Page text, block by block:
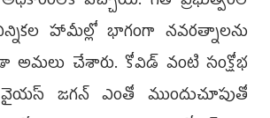
హామీల్లో భాగంగా నవరత్నాలను
అమలు చేశారు. కోవిడ్ వంటి సంక్షోభ
జగన్ ఎంతో ముందుచూపుతో